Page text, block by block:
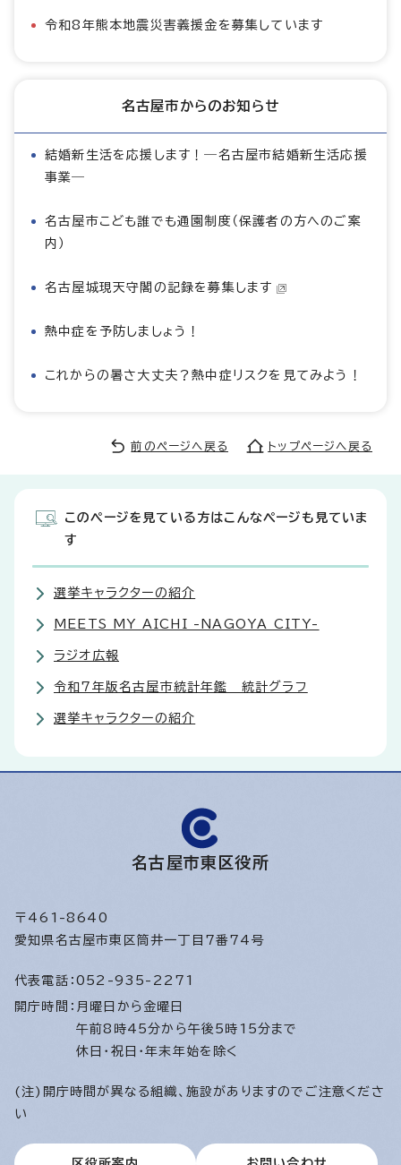
令和8年熊本地震災害義援金を募集しています
名古屋市からのお知らせ
結婚新生活を応援します！―名古屋市結婚新生活応援
事業―
名古屋市こども誰でも通園制度（保護者の方へのご案
内）
名古屋城現天守閣の記録を募集します
熱中症を予防しましょう！
これからの暑さ大丈夫？熱中症リスクを見てみよう！
前のページへ戻る トップページへ戻る
このページを見ている方はこんなページも見ていま
す
選挙キャラクターの紹介
MEETS MY AICHI -NAGOYA CITY-
ラジオ広報
令和7年版名古屋市統計年鑑 統計グラフ
選挙キャラクターの紹介
名古屋市東区役所
〒461-8640
愛知県名古屋市東区筒井一丁目7番74号
代表電話： 052-935-2271
開庁時間： 月曜日から金曜日
午前8時45分から午後5時15分まで
休日・祝日・年末年始を除く
(注)開庁時間が異なる組織、施設がありますのでご注意くださ
い